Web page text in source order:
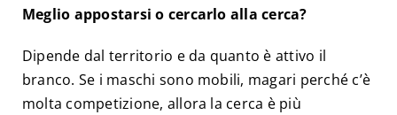
Meglio appostarsi o cercarlo alla cerca?
Dipende dal territorio e da quanto è attivo il
branco. Se i maschi sono mobili, magari perché c’è
molta competizione, allora la cerca è più